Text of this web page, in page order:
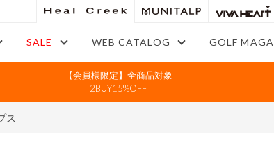
SALE WEB CATALOG GOLF
【会員様限定】全商品対象
2BUY15%OFF
ス